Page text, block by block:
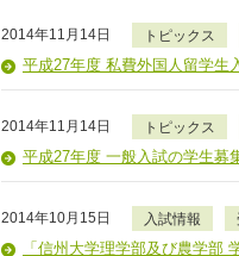
2014年11月14日 トピックス
平成27年度 私費外国人留学生
2014年11月14日 トピックス
平成27年度 一般入試の学生募
2014年10月15日 入試情報
「信州大学理学部及び農学部